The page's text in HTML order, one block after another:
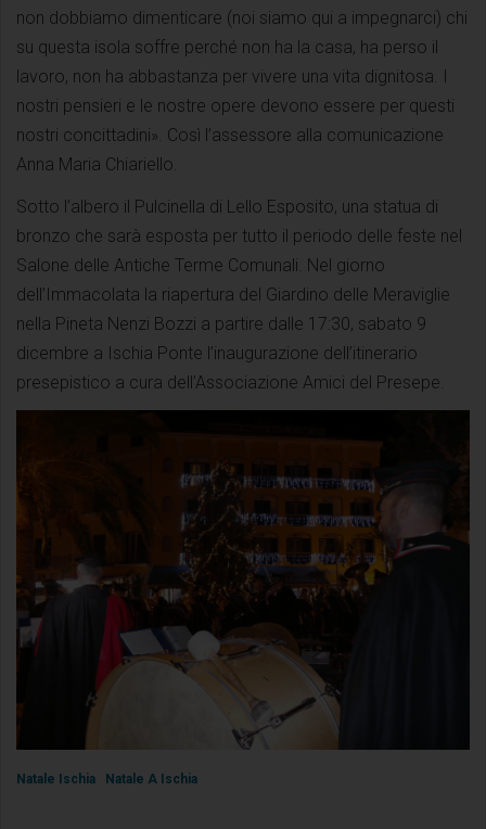
non dobbiamo dimenticare (noi siamo qui a impegnarci) chi
su questa isola soffre perché non ha la casa, ha perso il
lavoro, non ha abbastanza per vivere una vita dignitosa. I
nostri pensieri e le nostre opere devono essere per questi
nostri concittadini». Così l’assessore alla comunicazione
Anna Maria Chiariello.
Sotto l’albero il Pulcinella di Lello Esposito, una statua di
bronzo che sarà esposta per tutto il periodo delle feste nel
Salone delle Antiche Terme Comunali. Nel giorno
dell’Immacolata la riapertura del Giardino delle Meraviglie
nella Pineta Nenzi Bozzi a partire dalle 17:30, sabato 9
dicembre a Ischia Ponte l’inaugurazione dell’itinerario
presepistico a cura dell’Associazione Amici del Presepe.
Natale Ischia Natale A Ischia